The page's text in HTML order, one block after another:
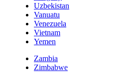
Uzbekistan
Vanuatu
Venezuela
Vietnam
Yemen
Zambia
Zimbabwe